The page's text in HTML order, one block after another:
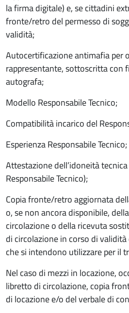
la firma digitale) e, se cittadini
fronte/retro del permesso di
validità;
Autocertificazione antimafia per
rappresentante, sottoscritta con
autografa;
Modello Responsabile Tecnico;
Compatibilità incarico del
Esperienza Responsabile Tecnico;
Attestazione dell’idoneità
Responsabile Tecnico);
Copia fronte/retro aggiornata
o, se non ancora disponibile,
circolazione o della ricevuta
di circolazione in corso di
che si intendono utilizzare per il
Nel caso di mezzi in locazione,
libretto di circolazione, copia
di locazione e/o del verbale di